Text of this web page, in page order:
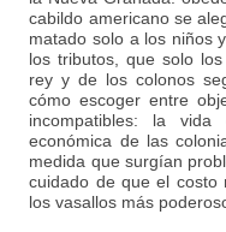
cabildo americano se
matado solo a los niños
los tributos, que solo
rey y de los colonos
cómo escoger entre
incompatibles: la
económica de las
medida que surgían
cuidado de que el
los vasallos más